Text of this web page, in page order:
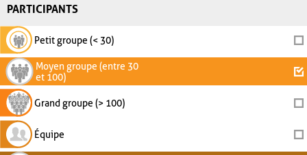
PARTICIPANTS
Petit groupe (< 30)
Moyen groupe (entre 30
et 100)
Grand groupe (> 100)
Équipe